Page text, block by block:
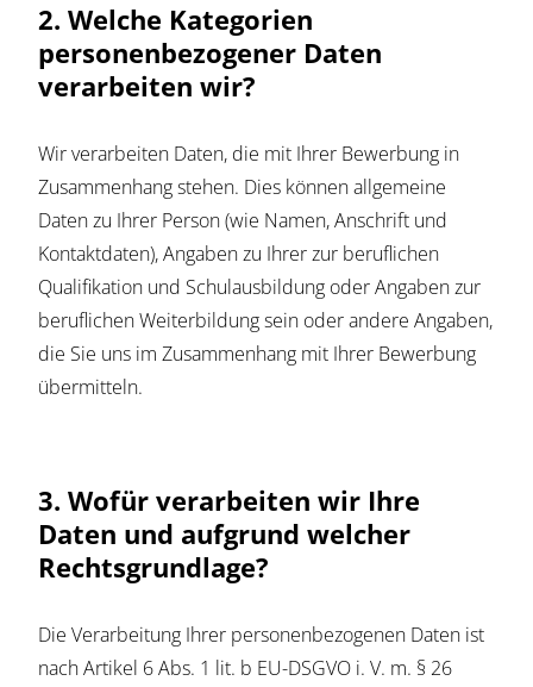
2. Welche Kategorien
personenbezogener Daten
verarbeiten wir?
Wir verarbeiten Daten, die mit Ihrer Bewerbung in
Zusammenhang stehen. Dies können allgemeine
Daten zu Ihrer Person (wie Namen, Anschrift und
Kontaktdaten), Angaben zu Ihrer zur beruflichen
Qualifikation und Schulausbildung oder Angaben zur
beruflichen Weiterbildung sein oder andere Angaben,
die Sie uns im Zusammenhang mit Ihrer Bewerbung
übermitteln.
3. Wofür verarbeiten wir Ihre
Daten und aufgrund welcher
Rechtsgrundlage?
Die Verarbeitung Ihrer personenbezogenen Daten ist
nach Artikel 6 Abs. 1 lit. b EU-DSGVO i. V. m. § 26